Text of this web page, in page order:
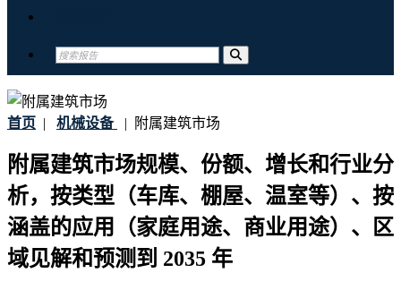
首页 | 机械设备 | 附属建筑市场
附属建筑市场规模、份额、增长和行业分
析，按类型（车库、棚屋、温室等）、按
涵盖的应用（家庭用途、商业用途）、区
域见解和预测到 2035 年